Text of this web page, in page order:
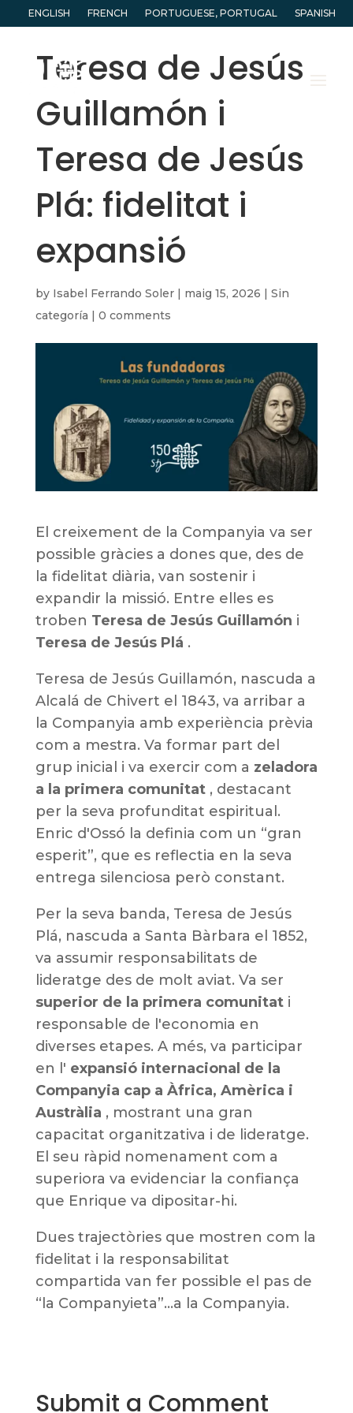
ENGLISH FRENCH PORTUGUESE, PORTUGAL SPANISH
Teresa de Jesús
Guillamón i
Teresa de Jesús
Plá: fidelitat i
expansió
by Isabel Ferrando Soler| maig 15, 2026 | Sin
categoría | 0 comments
El creixement de la Companyia va ser
possible gràcies a dones que, des de
la fidelitat diària, van sostenir i
expandir la missió. Entre elles es
troben Teresa de Jesús Guillamón i
Teresa de Jesús Plá .
Teresa de Jesús Guillamón, nascuda a
Alcalá de Chivert el 1843, va arribar a
la Companyia amb experiència prèvia
com a mestra. Va formar part del
grup inicial i va exercir com a zeladora
a la primera comunitat, destacant
per la seva profunditat espiritual.
Enric d'Ossó la definia com un “gran
esperit”, que es reflectia en la seva
entrega silenciosa però constant.
Per la seva banda, Teresa de Jesús
Plá, nascuda a Santa Bàrbara el 1852,
va assumir responsabilitats de
lideratge des de molt aviat. Va ser
superior de la primera comunitati
responsable de l'economia en
diverses etapes. A més, va participar
en l' expansió internacional de la
Companyia cap a Àfrica, Amèrica i
Austràlia , mostrant una gran
capacitat organitzativa i de lideratge.
El seu ràpid nomenament com a
superiora va evidenciar la confiança
que Enrique va dipositar-hi.
Dues trajectòries que mostren com la
fidelitat i la responsabilitat
compartida van fer possible el pas de
“la Companyieta”…a la Companyia.
Submit a Comment